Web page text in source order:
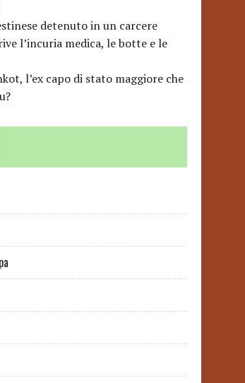
detenuto in un carcere
l’incuria medica, le botte e le
l’ex capo di stato maggiore che